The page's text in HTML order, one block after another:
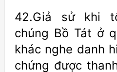
42.Giả sử khi
chúng Bồ Tát ở
khác nghe danh
chứng được